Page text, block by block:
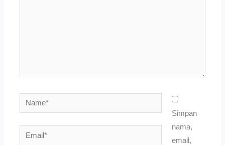
Name*
Email*
Simpan
nama,
email,